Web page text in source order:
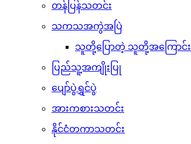
တန်ပြန်သတင်း
သကသအကွဲအပြဲ
သူတို့ပြောတဲ့ သူတို့အကြောင်း
ပြည်သူ့အကျိုးပြု
ပျော်ပွဲရွှင်ပွဲ
အားကစားသတင်း
နိုင်ငံတကာသတင်း